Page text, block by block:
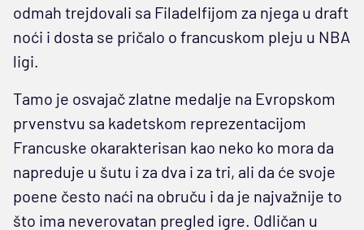
odmah trejdovali sa Filadelfijom za njega u draft
noći i dosta se pričalo o francuskom pleju u NBA
ligi.
Tamo je osvajač zlatne medalje na Evropskom
prvenstvu sa kadetskom reprezentacijom
Francuske okarakterisan kao neko ko mora da
napreduje u šutu i za dva i za tri, ali da će svoje
poene često naći na obruču i da je najvažnije to
što ima neverovatan pregled igre. Odličan u